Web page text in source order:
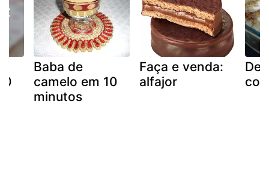
Baba de
camelo em 10
minutos
Faça e venda:
alfajor